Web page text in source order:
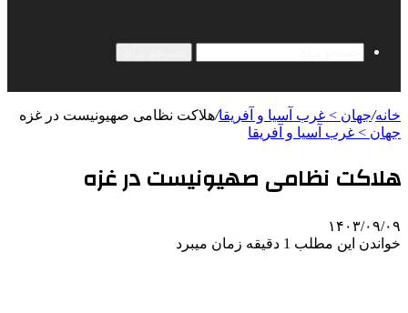
خانه/جهان > غرب آسیا و آفریقا/هلاکت نظامی صهیونیست در غزه
جهان > غرب آسیا و آفریقا
هلاکت نظامی صهیونیست در غزه
۱۴۰۳/۰۹/۰۹
خواندن این مطلب 1 دقیقه زمان میبرد